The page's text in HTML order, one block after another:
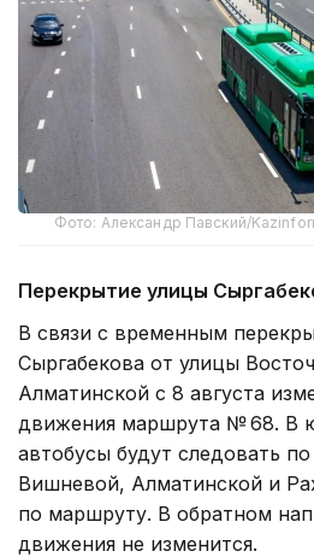
Фото: Александр Павский/
Перекрытие улицы
В связи с временным
Сыргабекова от улицы
Алматинской с 8 августа
движения маршрута № 68. В
автобусы будут следовать
Вишневой, Алматинской и
по маршруту. В обратном
движения не изменится.